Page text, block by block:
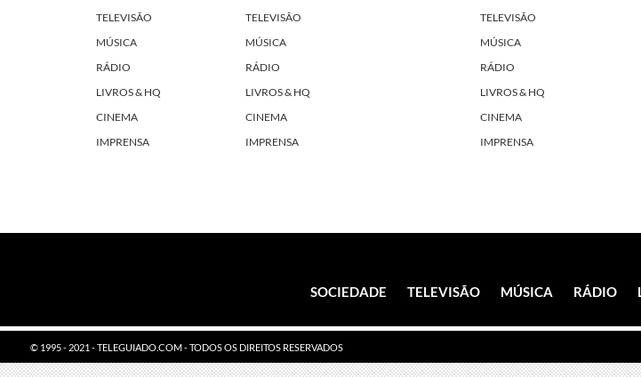
TELEVISÃO
MÚSICA
RÁDIO
LIVROS & HQ
CINEMA
IMPRENSA
TELEVISÃO
MÚSICA
RÁDIO
LIVROS & HQ
CINEMA
IMPRENSA
TELEVISÃO
MÚSICA
RÁDIO
LIVROS & HQ
CINEMA
IMPRENSA
SOCIEDADE TELEVISÃO MÚSICA RÁDIO
© 1995 - 2021 - TELEGUIADO.COM - TODOS OS DIREITOS RESERVADOS